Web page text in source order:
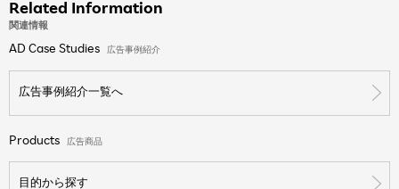
Related Information
関連情報
AD Case Studies 広告事例紹介
広告事例紹介一覧へ
Products 広告商品
目的から探す